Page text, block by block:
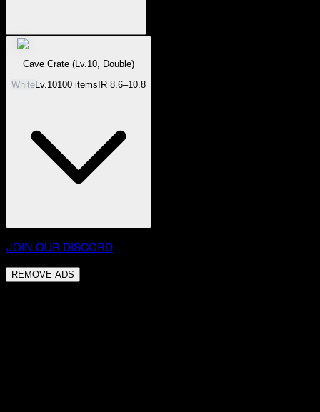
Cave Crate (Lv.10, Double)
WhiteLv. 10100 itemsIR 8.6–10.8
JOIN OUR DISCORD
REMOVE ADS